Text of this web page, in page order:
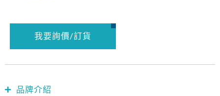
我要詢價/訂貨
品牌介紹